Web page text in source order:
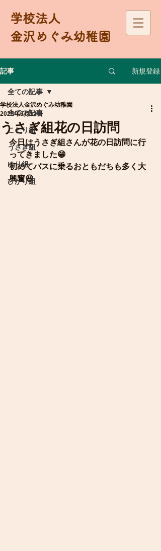
学校法人
金沢めぐみ幼稚園
記事 新規登録
全ての記事
ことり組
うさぎ組
ゆり組
ひかり組
全ての記事
うさぎ組花の日訪問
学校法人金沢めぐみ幼稚園
2025年6月12日
今日はうさぎ組さんが花の日訪問に行
ってきました😁
初めてバスに乗るおともだちも多く大
興奮😆